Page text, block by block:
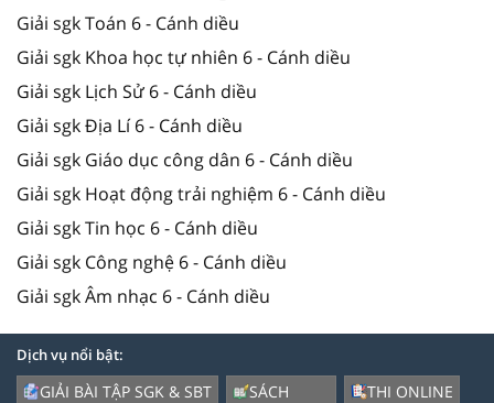
Giải sgk Toán 6 - Cánh diều
Giải sgk Khoa học tự nhiên 6 - Cánh diều
Giải sgk Lịch Sử 6 - Cánh diều
Giải sgk Địa Lí 6 - Cánh diều
Giải sgk Giáo dục công dân 6 - Cánh diều
Giải sgk Hoạt động trải nghiệm 6 - Cánh diều
Giải sgk Tin học 6 - Cánh diều
Giải sgk Công nghệ 6 - Cánh diều
Giải sgk Âm nhạc 6 - Cánh diều
Dịch vụ nổi bật:
GIẢI BÀI TẬP SGK & SBT
SÁCH
THI ONLINE